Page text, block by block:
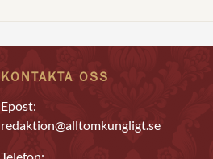
KONTAKTA OSS
Epost:
redaktion@alltomkungligt.se